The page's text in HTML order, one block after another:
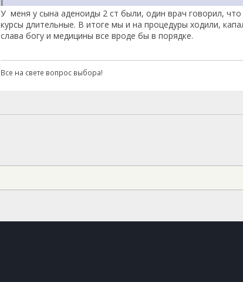
У меня у сына аденоиды 2 ст были, один врач говорил,
курсы длительные. В итоге мы и на процедуры ходили,
слава богу и медицины все вроде бы в порядке.
Все на свете вопрос выбора!